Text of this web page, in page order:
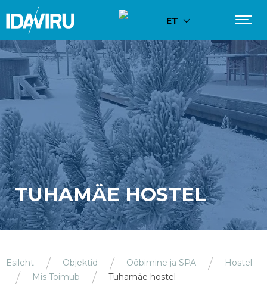
ET
TUHAMÄE HOSTEL
Esileht Objektid Ööbimine ja SPA
Hostel
Mis Toimub
Tuhamäe hostel